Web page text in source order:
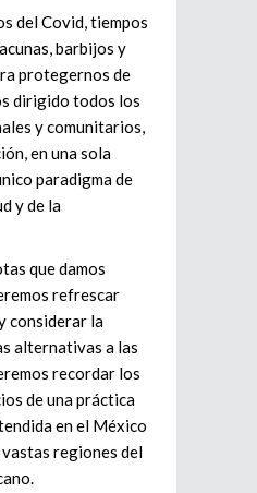
del Covid, tiempos
barbijos y
protegernos de
dirigido todos los
y comunitarios,
en una sola
paradigma de
y de la
que damos
refrescar
considerar la
alternativas a las
recordar los
de una práctica
en el México
regiones del